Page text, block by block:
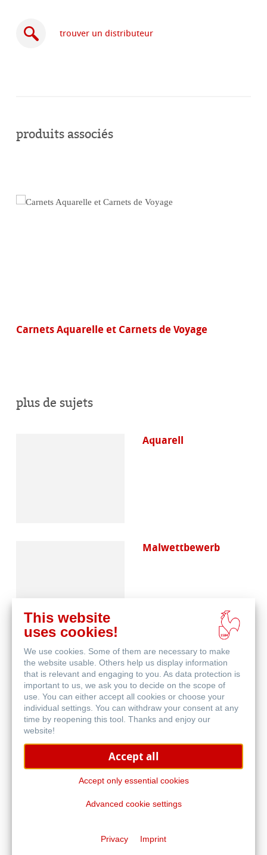
trouver un distributeur
ligne
produits associés
Carnets Aquarelle et Carnets de Voyage
plus de sujets
Aquarell
Malwettbewerb
Häufig gestellte
Fragen
Qualitätskriterien -
Traditional FineArt
This website
uses cookies!
We use cookies. Some of them are necessary to make
the website usable. Others help us display information
that is relevant and engaging to you. As data protection is
important to us, we ask you to decide on the scope of
use. You can either accept all cookies or choose your
individual settings. You can withdraw your consent at any
time by reopening this tool. Thanks and enjoy our
website!
Accept all
Accept only essential cookies
Advanced cookie settings
Privacy Imprint